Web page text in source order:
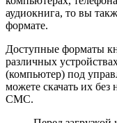
аудиокнига, то вы
формате.
Доступные форматы
различных
(компьютер) под
можете скачать их без
СМС.